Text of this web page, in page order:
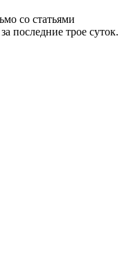
со статьями
последние трое суток.